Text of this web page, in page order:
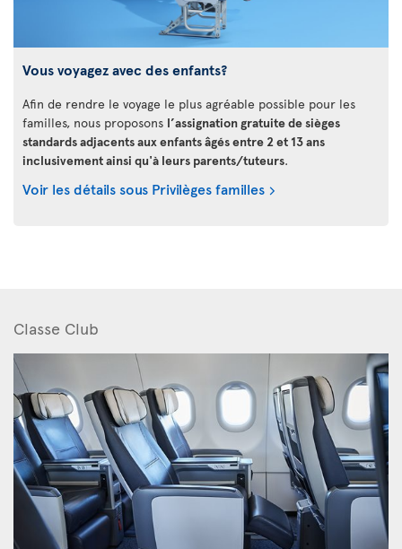
Vous voyagez avec des enfants?
Afin de rendre le voyage le plus agréable possible pour les
familles, nous proposons l’assignation gratuite de sièges
standards adjacents aux enfants âgés entre 2 et 13 ans
inclusivement ainsi qu'à leurs parents/tuteurs.
Voir les détails sous Privilèges familles
Classe Club